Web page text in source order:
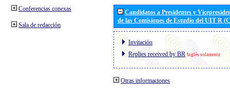
Conferencias conexas
Sala de redacción
Candidatos a Presidentes y
de las Comisiones de Estudio del UIT R
Invitación
Replies received by BR Inglés solamente
Otras informaciones